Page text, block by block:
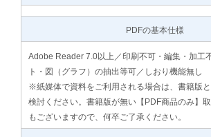
PDFの基本仕様
Adobe Reader 7.0以上／印刷不可・編集・加工
ト・図（グラフ）の抽出等可／しおり機能無し
※紙媒体で資料をご利用される場合は、書籍版
検討ください。書籍版が無い【PDF商品のみ】
もございますので、何卒ご了承ください。